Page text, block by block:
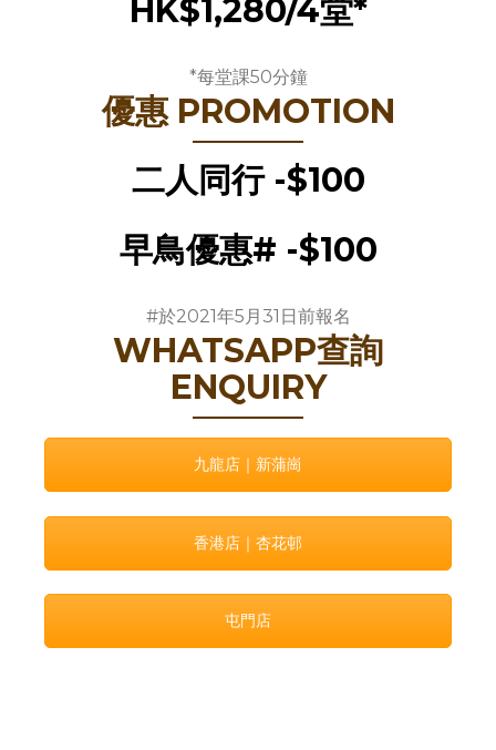
HK$1,280/4堂*
*每堂課50分鐘
優惠 PROMOTION
二人同行 -$100
早鳥優惠# -$100
#於2021年5月31日前報名
WHATSAPP查詢
ENQUIRY
九龍店｜新蒲崗
香港店｜杏花邨
屯門店